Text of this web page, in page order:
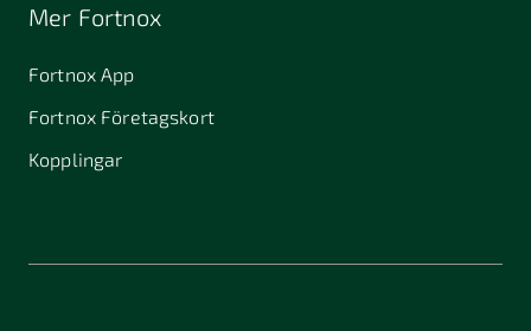
Mer Fortnox
Fortnox App
Fortnox Företagskort
Kopplingar